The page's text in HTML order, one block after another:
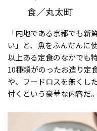
食／丸太町
「内地である京都でも新
い」と、魚をふんだんに
以上ある定食のなかでも
10種類がのったお造り定
や、フードロスを無くし
付くという豪華な内容だ。